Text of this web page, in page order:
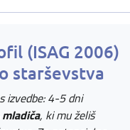
(ISAG 2006)
starševstva
izvedbe: 4-5 dni
, ki mu želiš